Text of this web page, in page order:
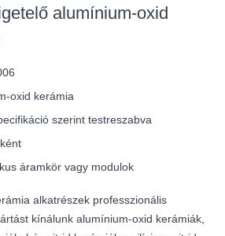
alumínium-oxid
oxid kerámia
szerint testreszabva
áramkör vagy modulok
alkatrészek professzionális
kínálunk alumínium-oxid kerámiák,